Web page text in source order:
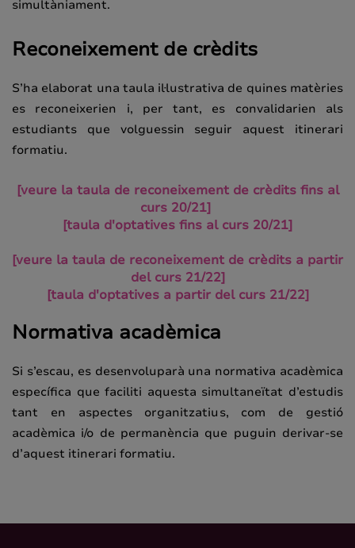
simultàniament.
Reconeixement de crèdits
S’ha elaborat una taula il·lustrativa de quines matèries
es reconeixerien i, per tant, es convalidarien als
estudiants que volguessin seguir aquest itinerari
formatiu.
[veure la taula de reconeixement de crèdits fins al
curs 20/21]
[taula d'optatives fins al curs 20/21]
[veure la taula de reconeixement de crèdits a partir
del curs 21/22]
[taula d'optatives a partir del curs 21/22]
Normativa acadèmica
Si s’escau, es desenvoluparà una normativa acadèmica
específica que faciliti aquesta simultaneïtat d’estudis
tant en aspectes organitzatius, com de gestió
acadèmica i/o de permanència que puguin derivar-se
d’aquest itinerari formatiu.